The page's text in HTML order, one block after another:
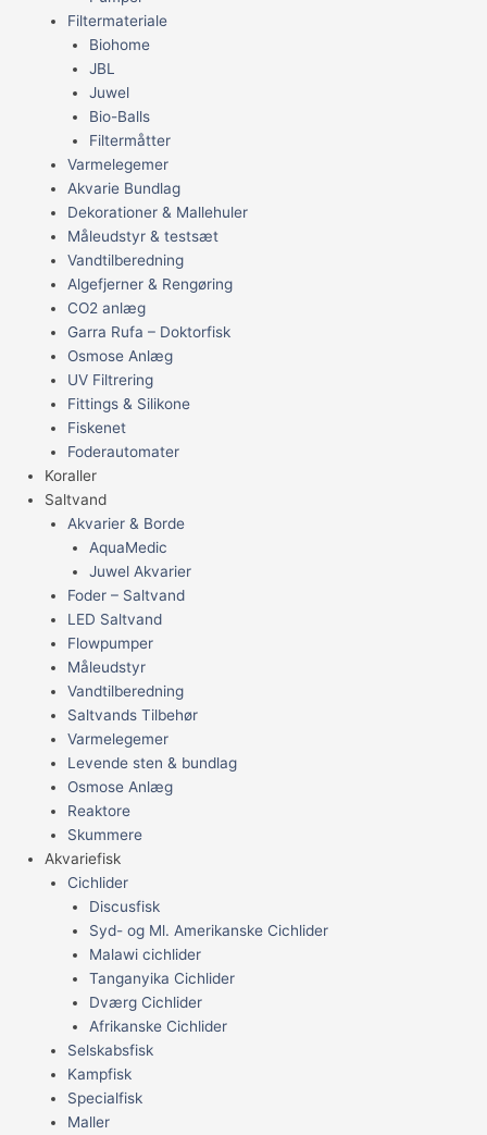
Filtermateriale
Biohome
JBL
Juwel
Bio-Balls
Filtermåtter
Varmelegemer
Akvarie Bundlag
Dekorationer & Mallehuler
Måleudstyr & testsæt
Vandtilberedning
Algefjerner & Rengøring
CO2 anlæg
Garra Rufa – Doktorfisk
Osmose Anlæg
UV Filtrering
Fittings & Silikone
Fiskenet
Foderautomater
Koraller
Saltvand
Akvarier & Borde
AquaMedic
Juwel Akvarier
Foder – Saltvand
LED Saltvand
Flowpumper
Måleudstyr
Vandtilberedning
Saltvands Tilbehør
Varmelegemer
Levende sten & bundlag
Osmose Anlæg
Reaktore
Skummere
Akvariefisk
Cichlider
Discusfisk
Syd- og Ml. Amerikanske Cichlider
Malawi cichlider
Tanganyika Cichlider
Dværg Cichlider
Afrikanske Cichlider
Selskabsfisk
Kampfisk
Specialfisk
Maller